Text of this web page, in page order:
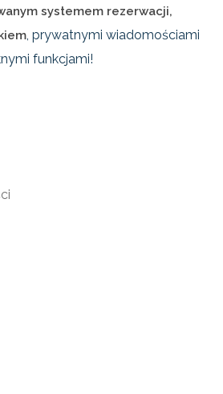
systemem rezerwacji,
, prywatnymi wiadomościami
funkcjami!